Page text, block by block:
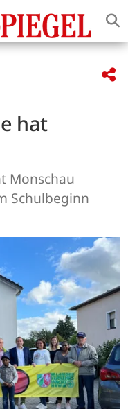
hat
Monschau
Schulbeginn